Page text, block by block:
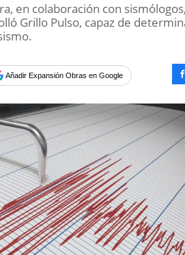
en colaboración con
Grillo Pulso, capaz de
Añadir Expansión Obras en Google